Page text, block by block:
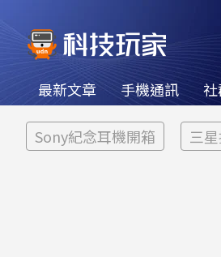
最新文章 手機通訊
Sony紀念耳機開箱 三